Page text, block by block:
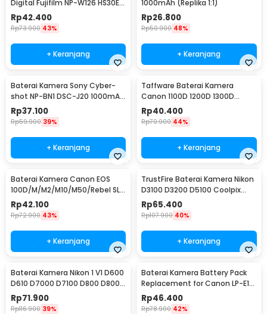
Digital Fujifilm NP-W126 HS30EX
(Replika 1:1) - NP-W126
Rp42.400
Rp73.900 43%
+ Keranjang
1000mAh (Replika 1:1)
Rp26.800
Rp50.900 48%
+ Keranjang
Baterai Kamera Sony Cyber-
shot NP-BN1 DSC-J20 1000mAh
(Replika 1:1)
Rp37.100
Rp59.900 39%
+ Keranjang
Taffware Baterai Kamera
Canon 1100D 1200D 1300D
1500D 3000D 2200mAh - LP-E10
Rp40.400
Rp70.900 44%
+ Keranjang
Baterai Kamera Canon EOS
100D/M/M2/M10/M50/Rebel SL1
1250mAh - (Replika 1:1) LP-E12
Rp42.100
Rp72.900 43%
+ Keranjang
TrustFire Baterai Kamera Nikon
D3100 D3200 D5100 Coolpix
1500mAh - EN-EL14(Replika 1:1)
Rp65.400
Rp107.900 40%
+ Keranjang
Baterai Kamera Nikon 1 V1 D600
D610 D7000 D7100 D800 D800E
2550mAh - (Replika 1:1)
Rp71.900
Rp116.900 39%
Baterai Kamera Battery Pack
Replacement for Canon LP-E17
1500mAh
Rp46.400
Rp78.900 42%